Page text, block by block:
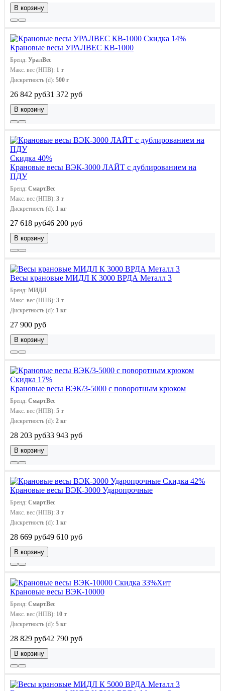
В корзину
Скидка 14%
Крановые весы УРАЛВЕС КВ-1000
Бренд: УралВес
Макс. вес (НПВ): 1 т
Дискретность (d): 500 г
26 842 руб31 372 руб
В корзину
Скидка 40%
Крановые весы ВЭК-3000 ЛАЙТ c дублированием на
ПДУ
Бренд: СмартВес
Макс. вес (НПВ): 3 т
Дискретность (d): 1 кг
27 618 руб46 200 руб
В корзину
Весы крановые МИДЛ К 3000 ВРДА Металл 3
Бренд: МИДЛ
Макс. вес (НПВ): 3 т
Дискретность (d): 1 кг
27 900 руб
В корзину
Скидка 17%
Крановые весы ВЭК/3-5000 с поворотным крюком
Бренд: СмартВес
Макс. вес (НПВ): 5 т
Дискретность (d): 2 кг
28 203 руб33 943 руб
В корзину
Скидка 42%
Крановые весы ВЭК-3000 Ударопрочные
Бренд: СмартВес
Макс. вес (НПВ): 3 т
Дискретность (d): 1 кг
28 669 руб49 610 руб
В корзину
Скидка 33%Хит
Крановые весы ВЭК-10000
Бренд: СмартВес
Макс. вес (НПВ): 10 т
Дискретность (d): 5 кг
28 829 руб42 790 руб
В корзину